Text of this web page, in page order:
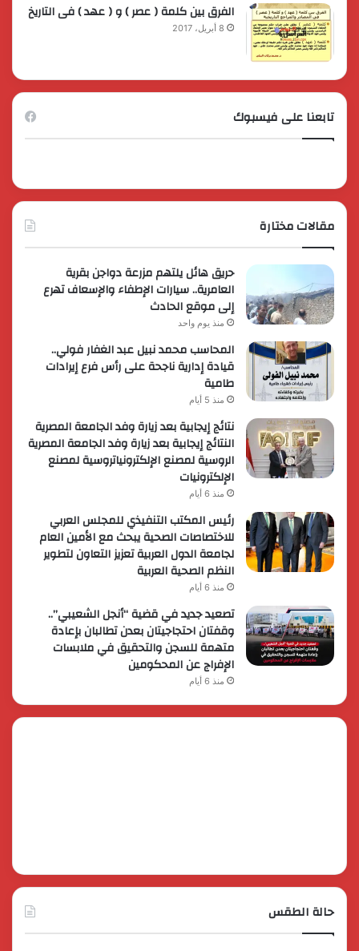
الفرق بين كلمة ( عصر ) و ( عهد ) فى التاريخ
8 أبريل، 2017
تابعنا على فيسبوك
مقالات مختارة
حريق هائل يلتهم مزرعة دواجن بقرية
العامرية.. سيارات الإطفاء والإسعاف تهرع
إلى موقع الحادث
منذ يوم واحد
المحاسب محمد نبيل عبد الغفار فولي..
قيادة إدارية ناجحة على رأس فرع إيرادات
طامية
منذ 5 أيام
نتائج إيجابية بعد زيارة وفد الجامعة المصرية
النتائج إيجابية بعد زيارة وفد الجامعة المصرية
الروسية لمصنع الإلكترونياتروسية لمصنع
الإلكترونيات
منذ 6 أيام
رئيس المكتب التنفيذي للمجلس العربي
للاختصاصات الصحية يبحث مع الأمين العام
لجامعة الدول العربية تعزيز التعاون لتطوير
النظم الصحية العربية
منذ 6 أيام
تصعيد جديد في قضية “أنجل الشعيبي”..
وقفتان احتجاجيتان بعدن تطالبان بإعادة
متهمة للسجن والتحقيق في ملابسات
الإفراج عن المحكومين
منذ 6 أيام
حالة الطقس